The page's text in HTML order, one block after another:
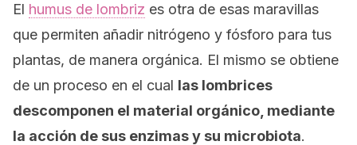
El humus de lombriz es otra de esas maravillas
que permiten añadir nitrógeno y fósforo para tus
plantas, de manera orgánica. El mismo se obtiene
de un proceso en el cual las lombrices
descomponen el material orgánico, mediante
la acción de sus enzimas y su microbiota.